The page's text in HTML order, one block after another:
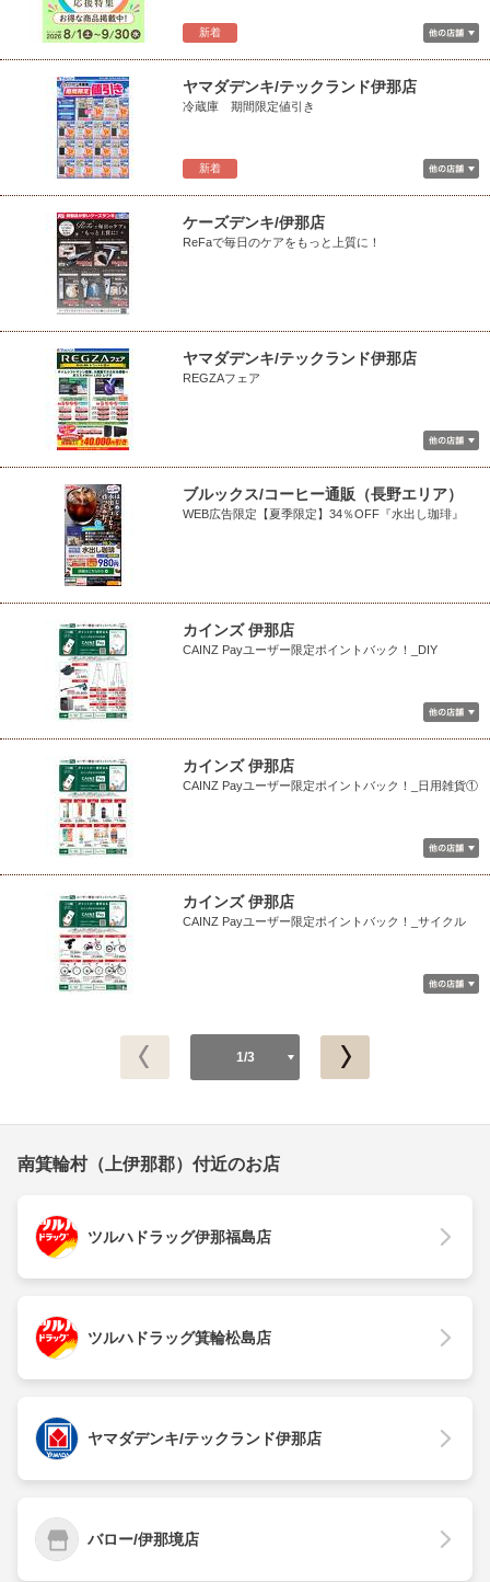
新着
新着
ヤマダデンキ/テックランド伊那店
冷蔵庫 期間限定値引き
ケーズデンキ/伊那店
ReFaで毎日のケアをもっと上質に！
ヤマダデンキ/テックランド伊那店
REGZAフェア
ブルックス/コーヒー通販（長野エリア）
WEB広告限定【夏季限定】34％OFF『水出し珈琲』
カインズ 伊那店
CAINZ Payユーザー限定ポイントバック！_DIY
カインズ 伊那店
CAINZ Payユーザー限定ポイントバック！_日用雑貨①
カインズ 伊那店
CAINZ Payユーザー限定ポイントバック！_サイクル
1/3
南箕輪村（上伊那郡）付近のお店
ツルハドラッグ伊那福島店
ツルハドラッグ箕輪松島店
ヤマダデンキ/テックランド伊那店
バロー/伊那境店